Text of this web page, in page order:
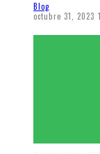
Blog
octubre 31, 2023